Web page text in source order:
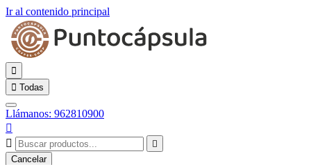
Ir al contenido principal

 Todas
Llámanos: 962810900



Cancelar